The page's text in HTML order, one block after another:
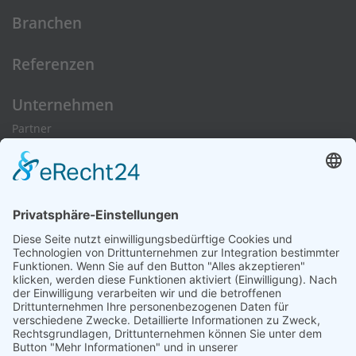
Branchen
Referenzen
Unternehmen
Partner
Zertifizierungen
Fach-/Führungskräfte
Ausbildung/Studium